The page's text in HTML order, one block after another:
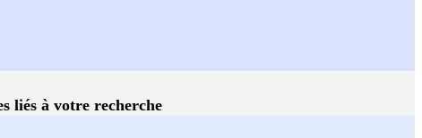
liés à votre recherche